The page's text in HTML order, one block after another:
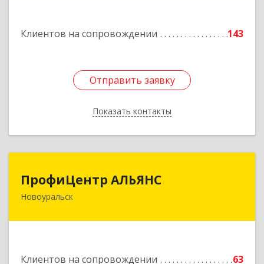
Клиентов на сопровождении 143
Отправить заявку
Показать контакты
Отправить заявку
Назад
ПрофиЦентр АЛЬЯНС
Новоуральск
Клиентов на сопровождении
63
624133, Свердловская обл, Новоуральск г, Льва